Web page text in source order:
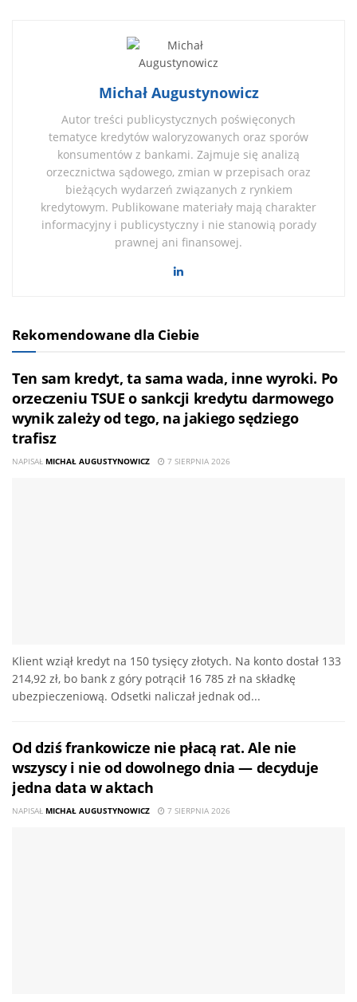
Michał Augustynowicz
Autor treści publicystycznych poświęconych
tematyce kredytów waloryzowanych oraz sporów
konsumentów z bankami. Zajmuje się analizą
orzecznictwa sądowego, zmian w przepisach oraz
bieżących wydarzeń związanych z rynkiem
kredytowym. Publikowane materiały mają charakter
informacyjny i publicystyczny i nie stanowią porady
prawnej ani finansowej.
Rekomendowane dla Ciebie
Ten sam kredyt, ta sama wada, inne wyroki. Po
orzeczeniu TSUE o sankcji kredytu darmowego
wynik zależy od tego, na jakiego sędziego
trafisz
NAPISAŁ MICHAŁ AUGUSTYNOWICZ 7 SIERPNIA 2026
Klient wziął kredyt na 150 tysięcy złotych. Na konto dostał 133
214,92 zł, bo bank z góry potrącił 16 785 zł na składkę
ubezpieczeniową. Odsetki naliczał jednak od...
Od dziś frankowicze nie płacą rat. Ale nie
wszyscy i nie od dowolnego dnia — decyduje
jedna data w aktach
NAPISAŁ MICHAŁ AUGUSTYNOWICZ 7 SIERPNIA 2026